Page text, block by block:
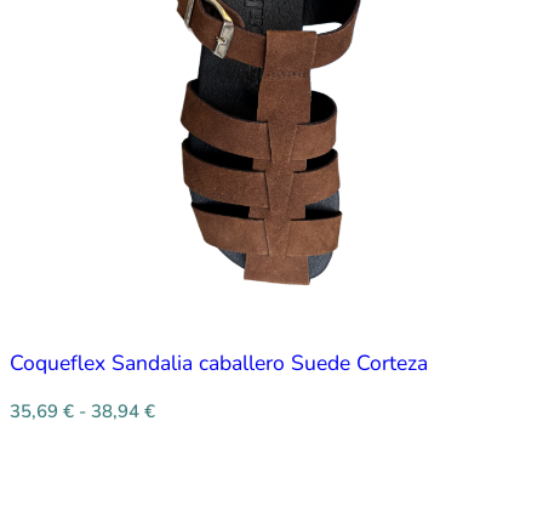
Coqueflex Sandalia caballero Suede Corteza
35,69 € - 38,94 €